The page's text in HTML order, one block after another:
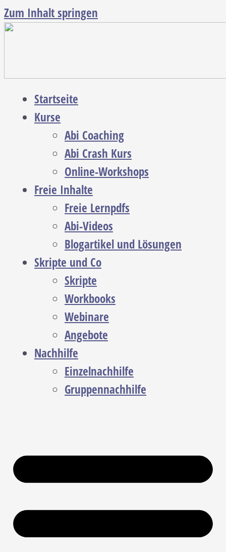
Zum Inhalt springen
Startseite
Kurse
Abi Coaching
Abi Crash Kurs
Online-Workshops
Freie Inhalte
Freie Lernpdfs
Abi-Videos
Blogartikel und Lösungen
Skripte und Co
Skripte
Workbooks
Webinare
Angebote
Nachhilfe
Einzelnachhilfe
Gruppennachhilfe